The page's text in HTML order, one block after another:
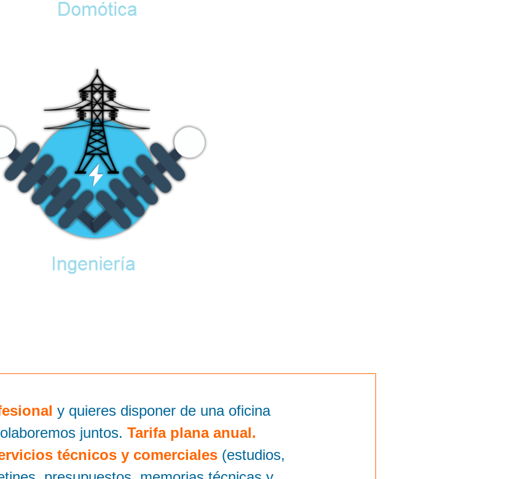
y quieres disponer de una oficina
juntos. Tarifa plana anual.
técnicos y comerciales (estudios,